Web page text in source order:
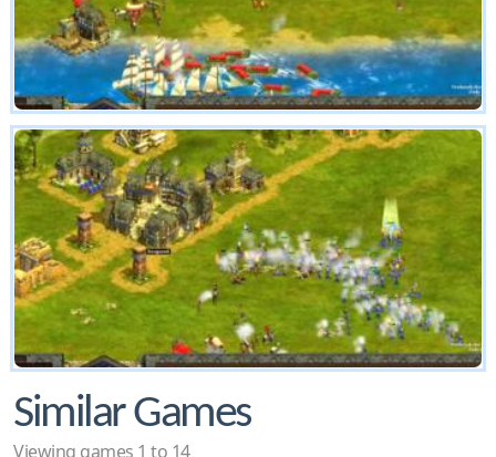
Similar Games
Viewing games 1 to 14